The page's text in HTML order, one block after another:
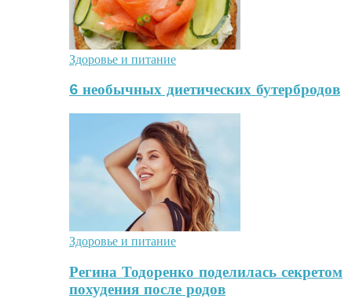
Здоровье и питание
6 необычных диетических бутербродов
Здоровье и питание
Регина Тодоренко поделилась секретом
похудения после родов